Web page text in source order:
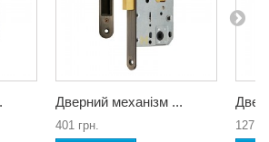
Дверний механізм ...
401 грн.
127